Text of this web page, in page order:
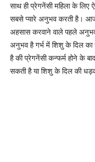
साथ ही प्रेगनेंसी महिला के लिए
सबसे प्यारे अनुभव करती है।
अहसास करवाने वाले पहले
अनुभव है गर्भ में शिशु के दिल का
है की प्रेगनेंसी कन्फर्म होने के
सकती है या शिशु के दिल की